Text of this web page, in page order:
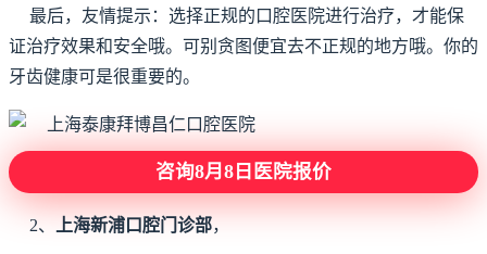
最后，友情提示：选择正规的口腔医院进行治疗，才能保
证治疗效果和安全哦。可别贪图便宜去不正规的地方哦。你的
牙齿健康可是很重要的。
咨询8月8日医院报价
2、 上海新浦口腔门诊部，